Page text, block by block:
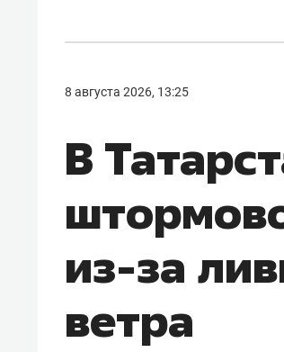
8 августа 2026, 13:25
В
из-за
ветра